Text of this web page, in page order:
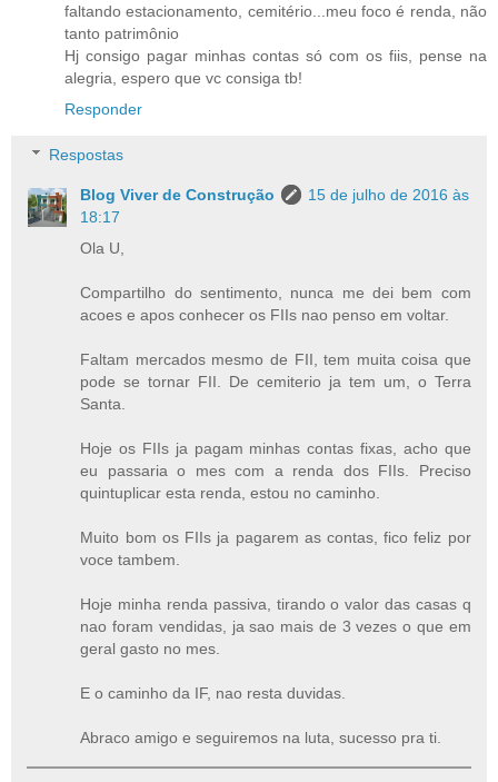
faltando estacionamento, cemitério...meu foco é renda, não
tanto patrimônio
Hj consigo pagar minhas contas só com os fiis, pense na
alegria, espero que vc consiga tb!
Responder
Respostas
Blog Viver de Construção
15 de julho de 2016 às
18:17
Ola U,
Compartilho do sentimento, nunca me dei bem com
acoes e apos conhecer os FIIs nao penso em voltar.
Faltam mercados mesmo de FII, tem muita coisa que
pode se tornar FII. De cemiterio ja tem um, o Terra
Santa.
Hoje os FIIs ja pagam minhas contas fixas, acho que
eu passaria o mes com a renda dos FIIs. Preciso
quintuplicar esta renda, estou no caminho.
Muito bom os FIIs ja pagarem as contas, fico feliz por
voce tambem.
Hoje minha renda passiva, tirando o valor das casas q
nao foram vendidas, ja sao mais de 3 vezes o que em
geral gasto no mes.
E o caminho da IF, nao resta duvidas.
Abraco amigo e seguiremos na luta, sucesso pra ti.